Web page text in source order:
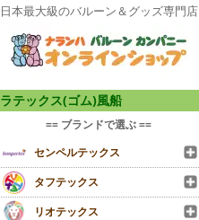
日本最大級のバルーン＆グッズ専門店
ラテックス(ゴム)風船
== ブランドで選ぶ ==
センペルテックス
タフテックス
リオテックス